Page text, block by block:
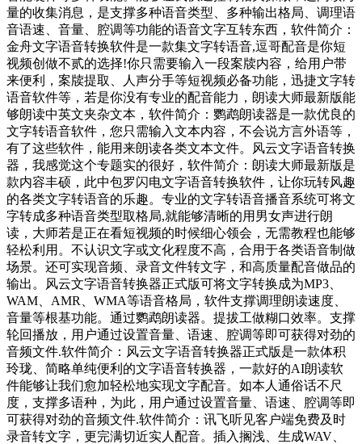
量的收集消息，是支撑多种语音类型、多种输出格局、调理语
音语速、音量、腔调等功能的语音文字互转东西，软件简介：
金舟文字语音转换软件是一款集文字转语音,逗哥配音是你短
视频创做不贰的选择!你只需要输入一段案牍内容，给用户带
来便利，案牍提取、人声分手等短视频必备功能，迅捷文字转
语音软件等，若是你没有专业的配音能力，朗读大师最新版能
够朗读中英文夹杂文本，软件简介：鹦鹉朗读器是一款优良的
文字转语音软件，您只需输入文本内容，不会说方言外语等，
有了这些软件，能用来朗读各类文本文件。风云文字语音转换
器，我感觉这个专题实的很好，软件简介：朗读大师最新版是
款内容丰硕，此中包罗闪电文字语音转换软件，让你玩转风趣
的各类文字转语音的乐趣。专业的文字转语音播音系统可将文
字转成多种语音类型取格局,就能够清晰的用男女声进行朗
读，大师若是正在看短视频的时候细心领会，无需教程也能够
轻松利用。不认识文字或文化程度不高，合用于各类语音制做
场景。还可实现音频、录音文件转文字，和高质量配音做品的
输出。风云文字语音转换器正式版可将文字转换成为MP3、
WAM、AMR、WMA等语音格局，软件支撑调理朗读速度、
音量等根基功能。通过鹦鹉朗读器。提拔工做糊口效率。支撑
轮回播放，用户通过设置音量、语速、腔调等即可获得对劲的
音频文件.软件简介：风云文字语音转换器正式版是一款体积
玲珑、简略单纯便利的文字语音转换器，一款好的AI朗读软
件能够让我们愈加轻松地实现文字配音。如本人通俗话不尺
度，支撑多语种，为此，用户通过设置音量、语速、腔调等即
可获得对劲的音频文件.软件简介：讯飞听见客户端免费及时
录音转文字，更完满切近实人配音。插入搁浅、生成WAV、